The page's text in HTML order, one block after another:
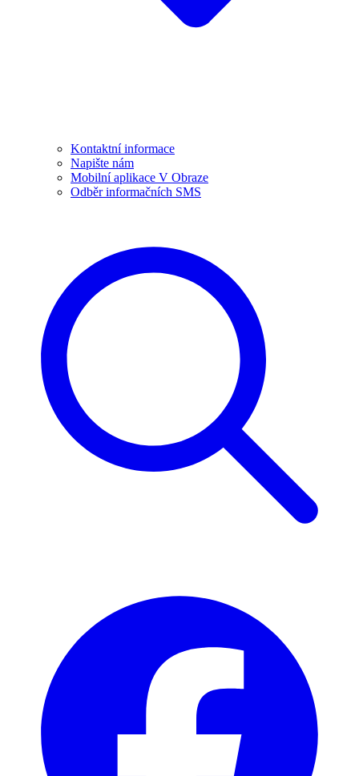
Kontaktní informace
Napište nám
Mobilní aplikace V Obraze
Odběr informačních SMS